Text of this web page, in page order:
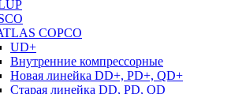
COPCO
UD+
Внутренние компрессорные
Новая линейка DD+, PD+, QD+
Старая линейка DD, PD, QD